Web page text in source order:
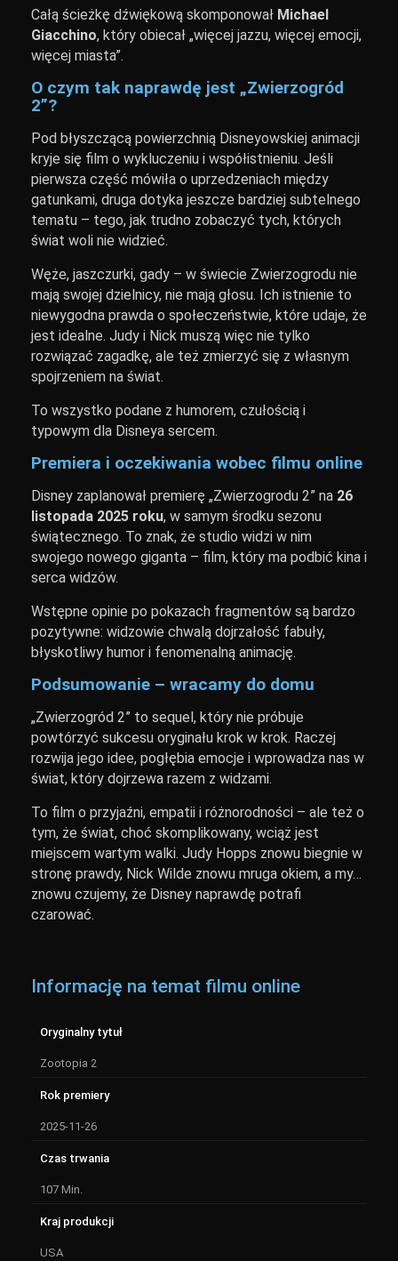
Całą ścieżkę dźwiękową skomponował Michael
Giacchino, który obiecał „więcej jazzu, więcej emocji,
więcej miasta”.
O czym tak naprawdę jest „Zwierzogród
2”?
Pod błyszczącą powierzchnią Disneyowskiej animacji
kryje się film o wykluczeniu i współistnieniu. Jeśli
pierwsza część mówiła o uprzedzeniach między
gatunkami, druga dotyka jeszcze bardziej subtelnego
tematu – tego, jak trudno zobaczyć tych, których
świat woli nie widzieć.
Węże, jaszczurki, gady – w świecie Zwierzogrodu nie
mają swojej dzielnicy, nie mają głosu. Ich istnienie to
niewygodna prawda o społeczeństwie, które udaje, że
jest idealne. Judy i Nick muszą więc nie tylko
rozwiązać zagadkę, ale też zmierzyć się z własnym
spojrzeniem na świat.
To wszystko podane z humorem, czułością i
typowym dla Disneya sercem.
Premiera i oczekiwania wobec filmu online
Disney zaplanował premierę „Zwierzogrodu 2” na 26
listopada 2025 roku, w samym środku sezonu
świątecznego. To znak, że studio widzi w nim
swojego nowego giganta – film, który ma podbić kina i
serca widzów.
Wstępne opinie po pokazach fragmentów są bardzo
pozytywne: widzowie chwalą dojrzałość fabuły,
błyskotliwy humor i fenomenalną animację.
Podsumowanie – wracamy do domu
„Zwierzogród 2” to sequel, który nie próbuje
powtórzyć sukcesu oryginału krok w krok. Raczej
rozwija jego idee, pogłębia emocje i wprowadza nas w
świat, który dojrzewa razem z widzami.
To film o przyjaźni, empatii i różnorodności – ale też o
tym, że świat, choć skomplikowany, wciąż jest
miejscem wartym walki. Judy Hopps znowu biegnie w
stronę prawdy, Nick Wilde znowu mruga okiem, a my…
znowu czujemy, że Disney naprawdę potrafi
czarować.
Informację na temat filmu online
Oryginalny tytuł
Zootopia 2
Rok premiery
2025-11-26
Czas trwania
107 Min.
Kraj produkcji
USA